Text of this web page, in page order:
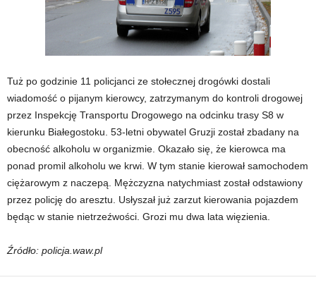
Tuż po godzinie 11 policjanci ze stołecznej drogówki dostali
wiadomość o pijanym kierowcy, zatrzymanym do kontroli drogowej
przez Inspekcję Transportu Drogowego na odcinku trasy S8 w
kierunku Białegostoku. 53-letni obywatel Gruzji został zbadany na
obecność alkoholu w organizmie. Okazało się, że kierowca ma
ponad promil alkoholu we krwi. W tym stanie kierował samochodem
ciężarowym z naczepą. Mężczyzna natychmiast został odstawiony
przez policję do aresztu. Usłyszał już zarzut kierowania pojazdem
będąc w stanie nietrzeźwości. Grozi mu dwa lata więzienia.
Źródło: policja.waw.pl